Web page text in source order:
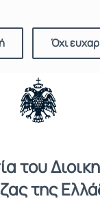
Όχι
του
της